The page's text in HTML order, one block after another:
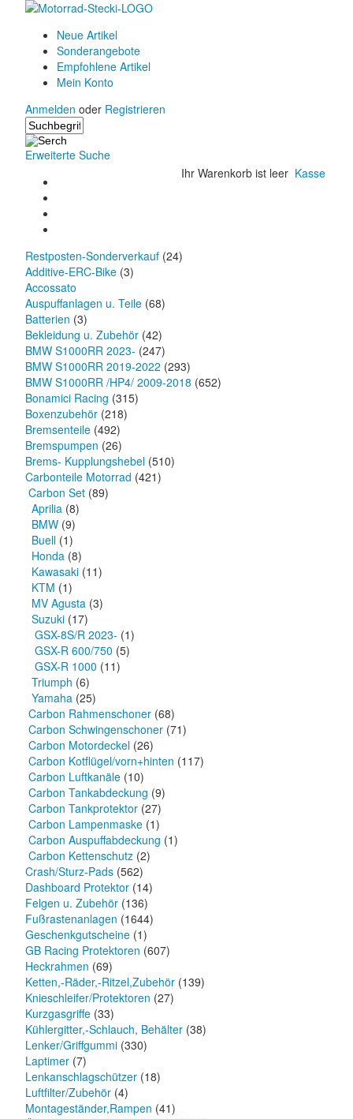
Neue Artikel
Sonderangebote
Empfohlene Artikel
Mein Konto
Anmelden oder Registrieren
Erweiterte Suche
Ihr Warenkorb ist leer Kasse
Restposten-Sonderverkauf (24)
Additive-ERC-Bike (3)
Accossato
Auspuffanlagen u. Teile (68)
Batterien (3)
Bekleidung u. Zubehör (42)
BMW S1000RR 2023- (247)
BMW S1000RR 2019-2022 (293)
BMW S1000RR /HP4/ 2009-2018 (652)
Bonamici Racing (315)
Boxenzubehör (218)
Bremsenteile (492)
Bremspumpen (26)
Brems- Kupplungshebel (510)
Carbonteile Motorrad (421)
Carbon Set (89)
Aprilia (8)
BMW (9)
Buell (1)
Honda (8)
Kawasaki (11)
KTM (1)
MV Agusta (3)
Suzuki (17)
GSX-8S/R 2023- (1)
GSX-R 600/750 (5)
GSX-R 1000 (11)
Triumph (6)
Yamaha (25)
Carbon Rahmenschoner (68)
Carbon Schwingenschoner (71)
Carbon Motordeckel (26)
Carbon Kotflügel/vorn+hinten (117)
Carbon Luftkanäle (10)
Carbon Tankabdeckung (9)
Carbon Tankprotektor (27)
Carbon Lampenmaske (1)
Carbon Auspuffabdeckung (1)
Carbon Kettenschutz (2)
Crash/Sturz-Pads (562)
Dashboard Protektor (14)
Felgen u. Zubehör (136)
Fußrastenanlagen (1644)
Geschenkgutscheine (1)
GB Racing Protektoren (607)
Heckrahmen (69)
Ketten,-Räder,-Ritzel,Zubehör (139)
Knieschleifer/Protektoren (27)
Kurzgasgriffe (33)
Kühlergitter,-Schlauch, Behälter (38)
Lenker/Griffgummi (330)
Laptimer (7)
Lenkanschlagschützer (18)
Luftfilter/Zubehör (4)
Montageständer,Rampen (41)